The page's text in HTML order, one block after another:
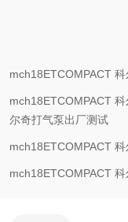
mch18ETCOMPACT
mch18ETCOMPACT
尔奇打气泵出厂测试
mch18ETCOMPACT
mch18ETCOMPACT